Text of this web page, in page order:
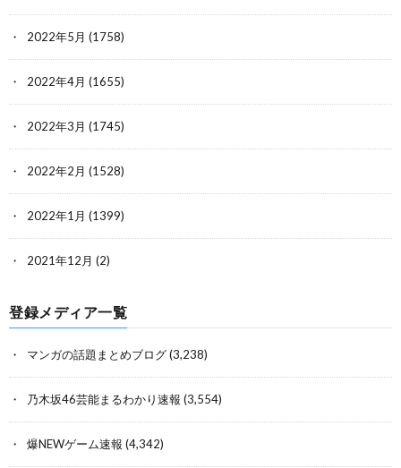
2022年5月 (1758)
2022年4月 (1655)
2022年3月 (1745)
2022年2月 (1528)
2022年1月 (1399)
2021年12月 (2)
登録メディア一覧
マンガの話題まとめブログ(3,238)
乃木坂46芸能まるわかり速報 (3,554)
爆NEWゲーム速報 (4,342)